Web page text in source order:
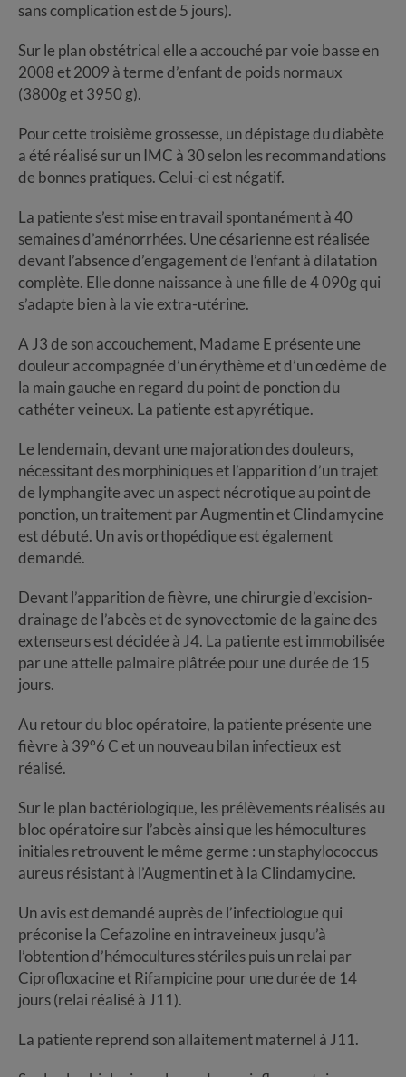
sans complication est de 5 jours).
Sur le plan obstétrical elle a accouché par voie basse en
2008 et 2009 à terme d’enfant de poids normaux
(3800g et 3950 g).
Pour cette troisième grossesse, un dépistage du diabète
a été réalisé sur un IMC à 30 selon les recommandations
de bonnes pratiques. Celui-ci est négatif.
La patiente s’est mise en travail spontanément à 40
semaines d’aménorrhées. Une césarienne est réalisée
devant l’absence d’engagement de l’enfant à dilatation
complète. Elle donne naissance à une fille de 4 090g qui
s’adapte bien à la vie extra-utérine.
A J3 de son accouchement, Madame E présente une
douleur accompagnée d’un érythème et d’un œdème de
la main gauche en regard du point de ponction du
cathéter veineux. La patiente est apyrétique.
Le lendemain, devant une majoration des douleurs,
nécessitant des morphiniques et l’apparition d’un trajet
de lymphangite avec un aspect nécrotique au point de
ponction, un traitement par Augmentin et Clindamycine
est débuté. Un avis orthopédique est également
demandé.
Devant l’apparition de fièvre, une chirurgie d’excision-
drainage de l’abcès et de synovectomie de la gaine des
extenseurs est décidée à J4. La patiente est immobilisée
par une attelle palmaire plâtrée pour une durée de 15
jours.
Au retour du bloc opératoire, la patiente présente une
fièvre à 39°6 C et un nouveau bilan infectieux est
réalisé.
Sur le plan bactériologique, les prélèvements réalisés au
bloc opératoire sur l’abcès ainsi que les hémocultures
initiales retrouvent le même germe : un staphylococcus
aureus résistant à l’Augmentin et à la Clindamycine.
Un avis est demandé auprès de l’infectiologue qui
préconise la Cefazoline en intraveineux jusqu’à
l’obtention d’hémocultures stériles puis un relai par
Ciprofloxacine et Rifampicine pour une durée de 14
jours (relai réalisé à J11).
La patiente reprend son allaitement maternel à J11.